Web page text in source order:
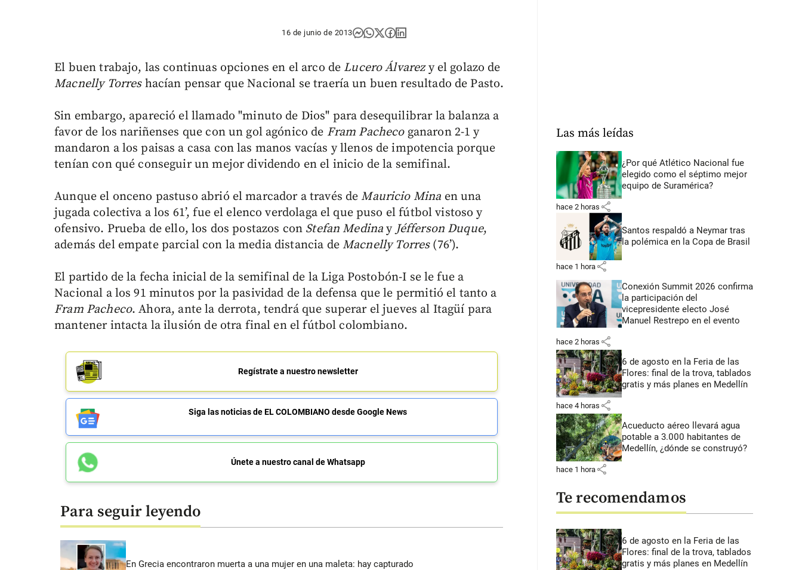
16 de junio de 2013
El buen trabajo, las continuas opciones en el arco de Lucero Álvarezy el golazo de
Macnelly Torres hacían pensar que Nacional se traería un buen resultado de Pasto.
Sin embargo, apareció el llamado "minuto de Dios" para desequilibrar la balanza a
favor de los nariñenses que con un gol agónico de Fram Pacheco ganaron 2-1 y
mandaron a los paisas a casa con las manos vacías y llenos de impotencia porque
tenían con qué conseguir un mejor dividendo en el inicio de la semifinal.
Aunque el onceno pastuso abrió el marcador a través de Mauricio Mina en una
jugada colectiva a los 61’, fue el elenco verdolaga el que puso el fútbol vistoso y
ofensivo. Prueba de ello, los dos postazos con Stefan Medina yJéfferson Duque,
además del empate parcial con la media distancia de Macnelly Torres (76’).
El partido de la fecha inicial de la semifinal de la Liga Postobón-I se le fue a
Nacional a los 91 minutos por la pasividad de la defensa que le permitió el tanto a
Fram Pacheco. Ahora, ante la derrota, tendrá que superar el jueves al Itagüí para
mantener intacta la ilusión de otra final en el fútbol colombiano.
Regístrate a nuestro newsletter
Siga las noticias de EL COLOMBIANO desde Google News
Únete a nuestro canal de Whatsapp
Para seguir leyendo
En Grecia encontraron muerta a una mujer en una maleta: hay capturado
Las más leídas
¿Por qué Atlético Nacional fue
elegido como el séptimo mejor
equipo de Suramérica?
hace 2 horas share
Santos respaldó a Neymar tras
la polémica en la Copa de Brasil
hace 1 hora share
Conexión Summit 2026 confirma
la participación del
vicepresidente electo José
Manuel Restrepo en el evento
hace 2 horas share
6 de agosto en la Feria de las
Flores: final de la trova, tablados
gratis y más planes en Medellín
hace 4 horas share
Acueducto aéreo llevará agua
potable a 3.000 habitantes de
Medellín, ¿dónde se construyó?
hace 1 hora share
Te recomendamos
6 de agosto en la Feria de las
Flores: final de la trova, tablados
gratis y más planes en Medellín